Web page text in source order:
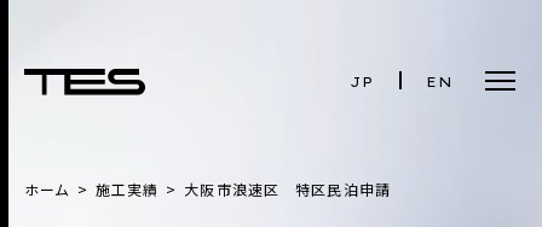
JP EN
ホーム 施工実績 大阪市浪速区 特区民泊申請